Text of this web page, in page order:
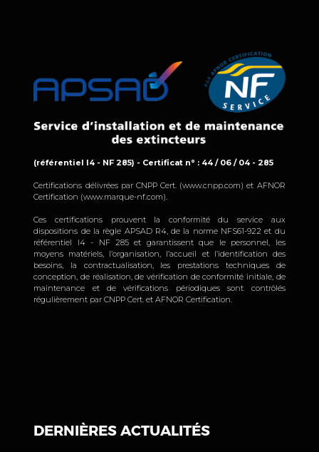
(référentiel I4 - NF 285) - Certificat n° : 44 / 06 / 04 - 285
Certifications délivrées par CNPP Cert. (www.cnpp.com) et AFNOR
Certification (www.marque-nf.com).
Ces certifications prouvent la conformité du service aux
dispositions de la règle APSAD R4, de la norme NFS61-922 et du
référentiel I4 - NF 285 et garantissent que le personnel, les
moyens matériels, l’organisation, l’accueil et l’identification des
besoins, la contractualisation, les prestations techniques de
conception, de réalisation, de vérification de conformité initiale, de
maintenance et de vérifications périodiques sont contrôlés
régulièrement par CNPP Cert. et AFNOR Certification.
DERNIÈRES ACTUALITÉS